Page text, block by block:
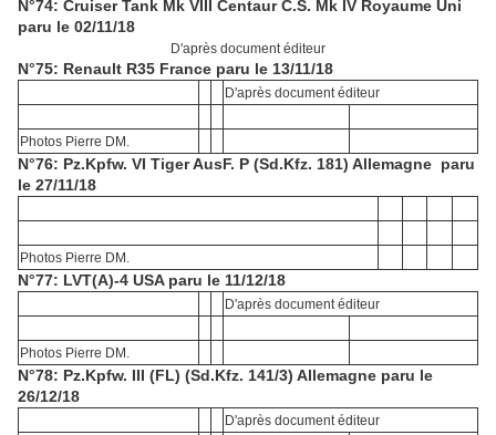
N°74: Cruiser Tank Mk VIII Centaur C.S. Mk IV Royaume Uni
paru le 02/11/18
D'après document éditeur
N°75: Renault R35 France paru le 13/11/18
D'après document éditeur
Photos Pierre DM.
N°76: Pz.Kpfw. VI Tiger AusF. P (Sd.Kfz. 181) Allemagne paru
le 27/11/18
Photos Pierre DM.
N°77: LVT(A)-4 USA paru le 11/12/18
D'après document éditeur
Photos Pierre DM.
N°78: Pz.Kpfw. III (FL) (Sd.Kfz. 141/3) Allemagne paru le
26/12/18
D'après document éditeur